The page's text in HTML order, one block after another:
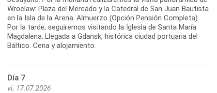
Wroclaw: Plaza del Mercado y la Catedral de San Juan Bautista
en la Isla de la Arena. Almuerzo (Opción Pensión Completa).
Por la tarde, seguiremos visitando la Iglesia de Santa María
Magdalena. Llegada a Gdansk, histórica ciudad portuaria del
Báltico. Cena y alojamiento.
Día 7
vi, 17.07.2026